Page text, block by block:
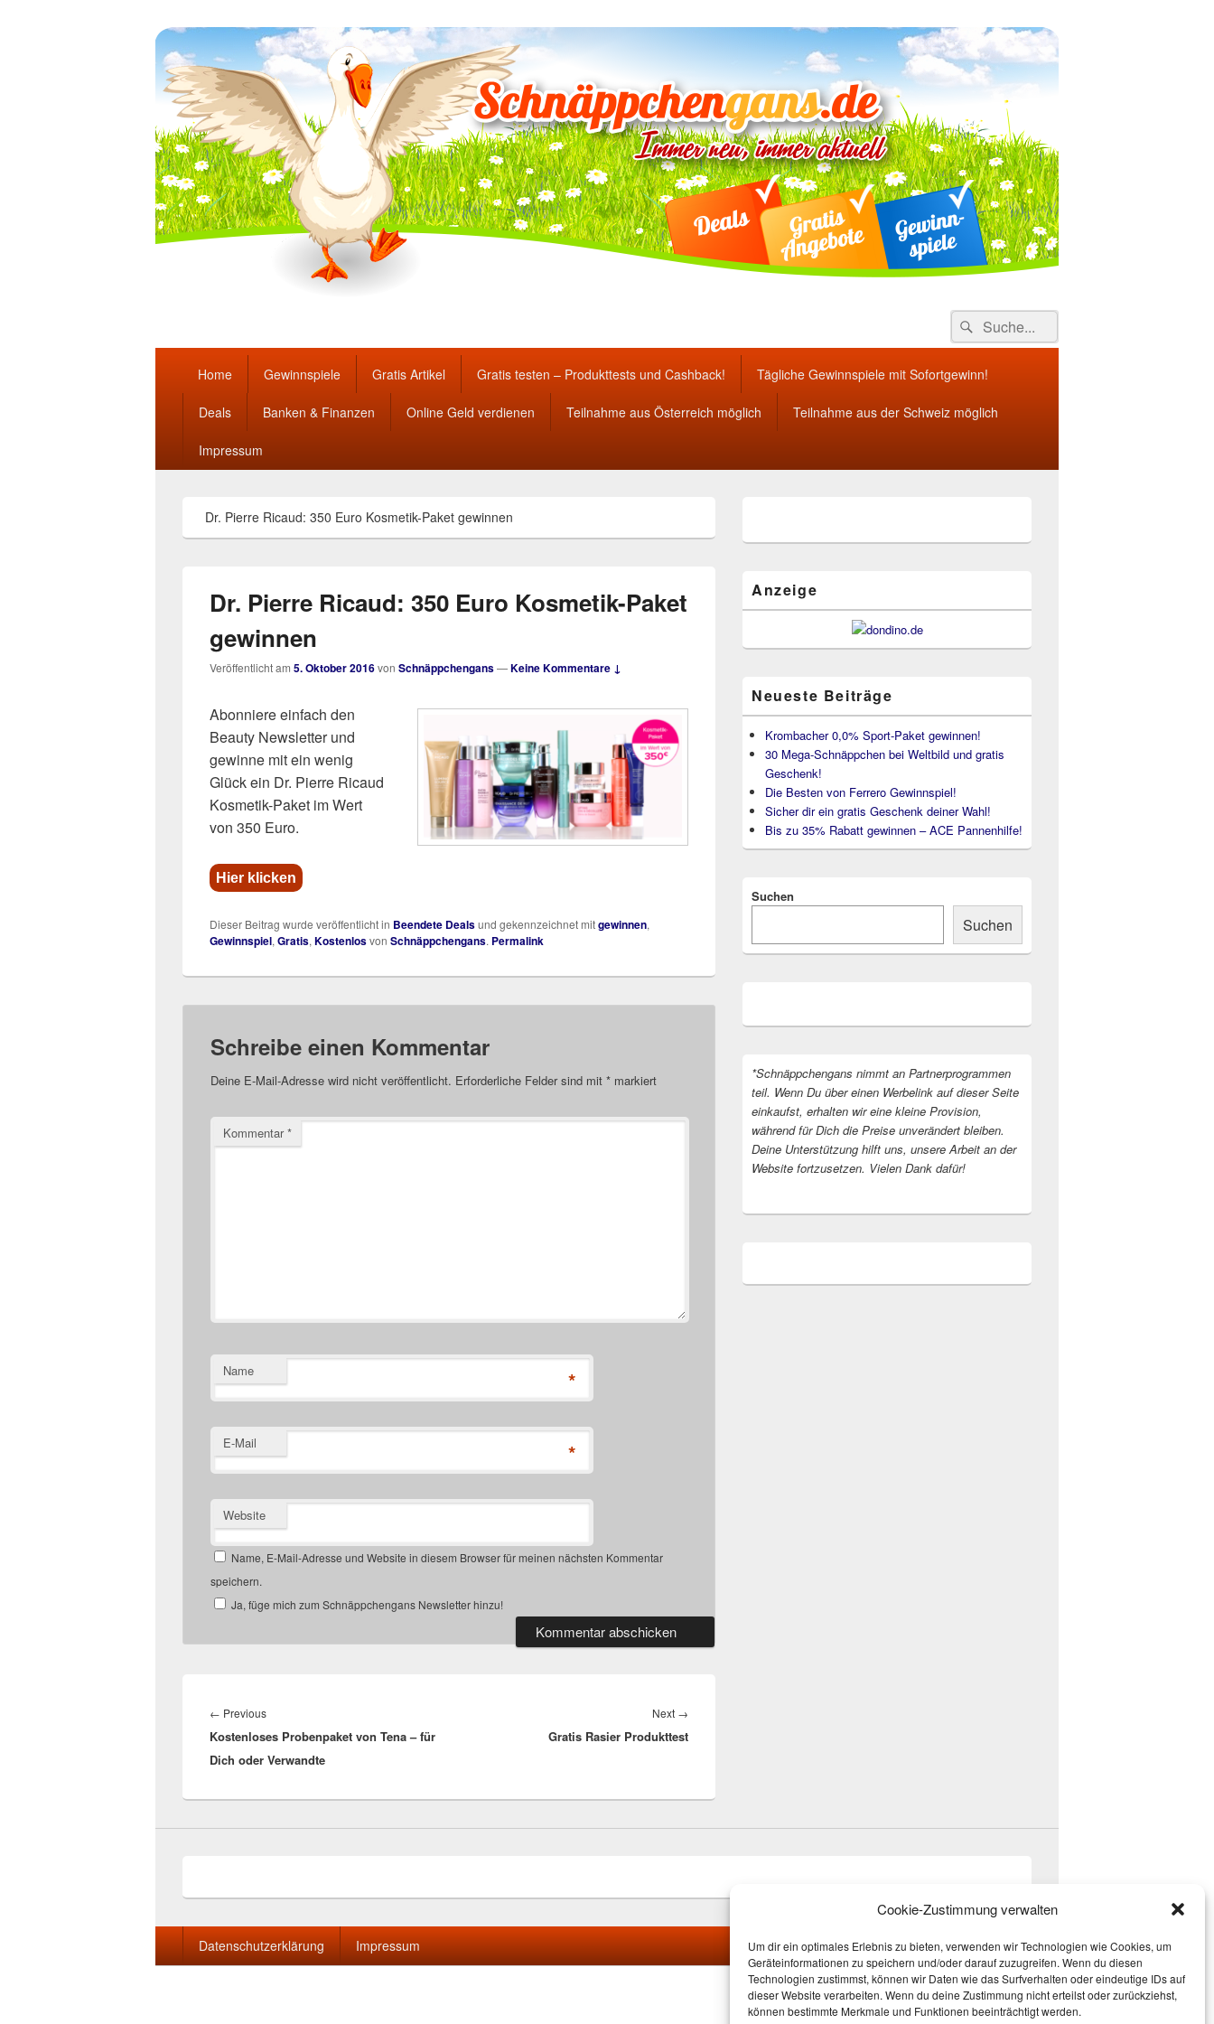
Cookie-Zustimmung verwalten
Um dir ein optimales Erlebnis zu bieten, verwenden wir Technologien wie Cookies, um
Geräteinformationen zu speichern und/oder darauf zuzugreifen. Wenn du diesen
Technologien zustimmst, können wir Daten wie das Surfverhalten oder eindeutige IDs auf
dieser Website verarbeiten. Wenn du deine Zustimmung nicht erteilst oder zurückziehst,
können bestimmte Merkmale und Funktionen beeinträchtigt werden.
Täglich die besten Gewinnspiele und Angebote
Search
for:
Suche
Home Gewinnspiele Gratis Artikel Gratis testen – Produkttests und Cashback! Tägliche Gewinnspiele mit Sofortgewinn!
Deals Banken & Finanzen Online Geld verdienen Teilnahme aus Österreich möglich Teilnahme aus der Schweiz möglich
Impressum
Dr. Pierre Ricaud: 350 Euro Kosmetik-Paket gewinnen
Dr. Pierre Ricaud: 350 Euro Kosmetik-Paket
gewinnen
Veröffentlicht am 5. Oktober 2016von Schnäppchengans—Keine Kommentare ↓
Abonniere einfach den
Beauty Newsletter und
gewinne mit ein wenig
Glück ein Dr. Pierre Ricaud
Kosmetik-Paket im Wert
von 350 Euro.
Hier klicken
Dieser Beitrag wurde veröffentlicht in Beendete Dealsund gekennzeichnet mitgewinnen,
Gewinnspiel, Gratis, Kostenlosvon Schnäppchengans. Permalink
Schreibe einen Kommentar
Deine E-Mail-Adresse wird nicht veröffentlicht. Erforderliche Felder sind mit * markiert
Kommentar*
Name *
E-Mail *
Website
Name, E-Mail-Adresse und Website in diesem Browser für meinen nächsten Kommentar
speichern.
Ja, füge mich zum Schnäppchengans Newsletter hinzu!
← PreviousPrevious
post:
Kostenloses Probenpaket von Tena – für
Dich oder Verwandte
Next →
post:
Gratis Rasier Produkttest
Widget-
Anzeige
Neueste Beiträge
Krombacher 0,0% Sport-Paket gewinnen!
30 Mega-Schnäppchen bei Weltbild und gratis
Geschenk!
Die Besten von Ferrero Gewinnspiel!
Sicher dir ein gratis Geschenk deiner Wahl!
Bis zu 35% Rabatt gewinnen – ACE Pannenhilfe!
Suchen
Suchen
*Schnäppchengans nimmt an Partnerprogrammen
teil. Wenn Du über einen Werbelink auf dieser Seite
einkaufst, erhalten wir eine kleine Provision,
während für Dich die Preise unverändert bleiben.
Deine Unterstützung hilft uns, unsere Arbeit an der
Website fortzusetzen. Vielen Dank dafür!
Seitenfuß-
Menü Datenschutzerklärung Impressum